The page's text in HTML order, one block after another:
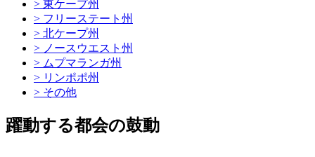
> 東ケープ州
> フリーステート州
> 北ケープ州
> ノースウエスト州
> ムプマランガ州
> リンポポ州
> その他
躍動する都会の鼓動